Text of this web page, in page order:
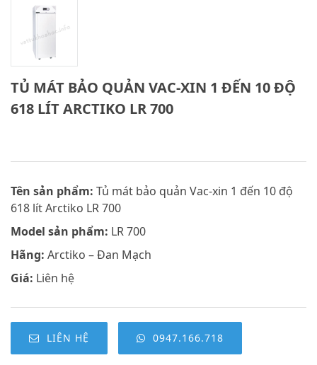
TỦ MÁT BẢO QUẢN VAC-XIN 1 ĐẾN 10 ĐỘ
618 LÍT ARCTIKO LR 700
Tên sản phẩm: Tủ mát bảo quản Vac-xin 1 đến 10 độ
618 lít Arctiko LR 700
Model sản phẩm: LR 700
Hãng: Arctiko – Đan Mạch
Giá: Liên hệ
LIÊN HỆ 0947.166.718